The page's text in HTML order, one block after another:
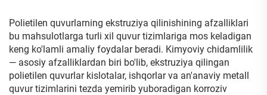
Polietilen quvurlarning ekstruziya qilinishining afzalliklari
bu mahsulotlarga turli xil quvur tizimlariga mos keladigan
keng ko'lamli amaliy foydalar beradi. Kimyoviy chidamlilik
— asosiy afzalliklardan biri bo'lib, ekstruziya qilingan
polietilen quvurlar kislotalar, ishqorlar va an'anaviy metall
quvur tizimlarini tezda yemirib yuboradigan korroziv